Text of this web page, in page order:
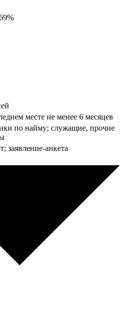
месте не менее 6 месяцев
по найму; служащие, прочие
заявление-анкета